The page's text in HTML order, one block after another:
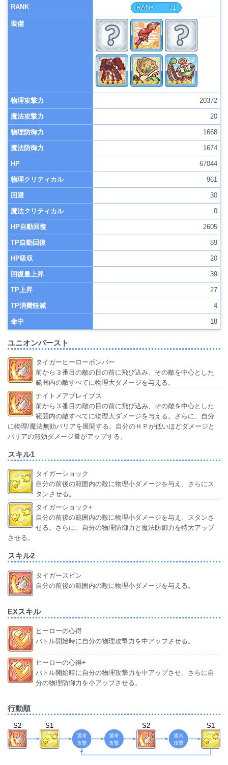
RANK 31
装備
物理攻撃力 20372
魔法攻撃力 20
物理防御力 1668
魔法防御力 1674
HP 67044
物理クリティカル 961
回避 30
魔法クリティカル 0
HP自動回復 2605
TP自動回復 89
HP吸収 20
回復量上昇 39
TP上昇 27
TP消費軽減 4
命中 18
ユニオンバースト
タイガーヒーローボンバー
前から３番目の敵の目の前に飛び込み、その敵を中心とした
範囲内の敵すべてに物理大ダメージを与える。
ナイトメアブレイブス
前から３番目の敵の目の前に飛び込み、その敵を中心とした
範囲内の敵すべてに物理大ダメージを与える。さらに、自分
に物理/魔法無効バリアを展開する。自分のＨＰが低いほどダメージと
バリアの無効ダメージ量がアップする。
スキル1
タイガーショック
自分の前後の範囲内の敵に物理小ダメージを与え、さらにス
タンさせる。
タイガーショック+
自分の前後の範囲内の敵に物理小ダメージを与え、スタンさ
せる。さらに、自分の物理防御力と魔法防御力を特大アップ
させる。
スキル2
タイガースピン
自分の前後の範囲内の敵に物理小ダメージを与える。
EXスキル
ヒーローの心得
バトル開始時に自分の物理攻撃力を中アップさせる。
ヒーローの心得+
バトル開始時に自分の物理攻撃力を中アップさせ、さらに自
分の物理防御力を小アップさせる。
行動順
S2 S1 S2 S1